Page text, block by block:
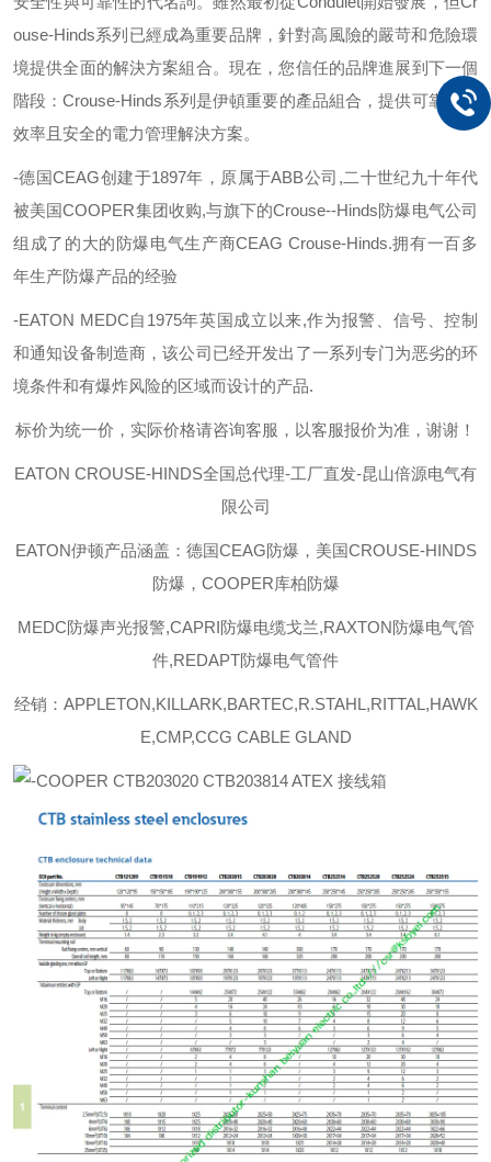
ouse-Hinds系列已經成為重要品牌，針對高風險的嚴苛和危險環
境提供全面的解決方案組合。現在，您信任的品牌進展到下一個
階段：Crouse-Hinds系列是伊頓重要的產品組合，提供可靠、有
效率且安全的電力管理解決方案。
-德国CEAG创建于1897年，原属于ABB公司 ,二十世纪九十年代
被美国COOPER集团收购,与旗下的Crouse--Hinds防爆电气公司
组成了的大的防爆电气生产商CEAG Crouse-Hinds.拥有一百多
年生产防爆产品的经验
-EATON MEDC自 1975年英国成立以来,作为报警、信号、控制
和通知设备制造商，该公司已经开发出了一系列专门为恶劣的环
境条件和有爆炸风险的区域而设计的产品.
标价为统一价，实际价格请咨询客服，以客服报价为准，谢谢！
EATON CROUSE-HINDS全国总代理-工厂直发-昆山倍源电气有
限公司
EATON伊顿产品涵盖：德国CEAG防爆，美国CROUSE-HINDS
防爆，COOPER库柏防爆
MEDC防爆声光报警,CAPRI防爆电缆戈兰,RAXTON防爆电气管
件,REDAPT防爆电气管件
经销：APPLETON,KILLARK,BARTEC,R.STAHL,RITTAL,HAWK
E,CMP,CCG CABLE GLAND